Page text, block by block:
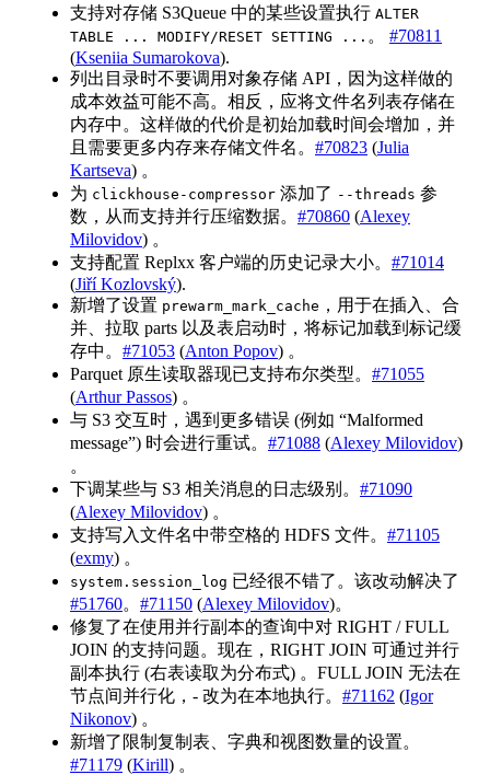
支持对存储 S3Queue 中的某些设置执行 ALTER
TABLE ... MODIFY/RESET SETTING ... 。 #70811
(Kseniia Sumarokova).
列出目录时不要调用对象存储 API，因为这样做的
成本效益可能不高。相反，应将文件名列表存储在
内存中。这样做的代价是初始加载时间会增加，并
且需要更多内存来存储文件名。 #70823 (Julia
Kartseva) 。
为 clickhouse-compressor 添加了 --threads 参
数，从而支持并行压缩数据。 #70860 (Alexey
Milovidov) 。
支持配置 Replxx 客户端的历史记录大小。 #71014
(Jiří Kozlovský).
新增了设置 prewarm_mark_cache ，用于在插入、合
并、拉取 parts 以及表启动时，将标记加载到标记缓
存中。 #71053 (Anton Popov) 。
Parquet 原生读取器现已支持布尔类型。 #71055
(Arthur Passos) 。
与 S3 交互时，遇到更多错误 (例如 “Malformed
message”) 时会进行重试。 #71088 (Alexey Milovidov)
。
下调某些与 S3 相关消息的日志级别。 #71090
(Alexey Milovidov) 。
支持写入文件名中带空格的 HDFS 文件。 #71105
(exmy) 。
system.session_log 已经很不错了。该改动解决了
#51760。 #71150 (Alexey Milovidov)。
修复了在使用并行副本的查询中对 RIGHT / FULL
JOIN 的支持问题。现在，RIGHT JOIN 可通过并行
副本执行 (右表读取为分布式) 。FULL JOIN 无法在
节点间并行化，- 改为在本地执行。 #71162 (Igor
Nikonov) 。
新增了限制复制表、字典和视图数量的设置。
#71179 (Kirill) 。